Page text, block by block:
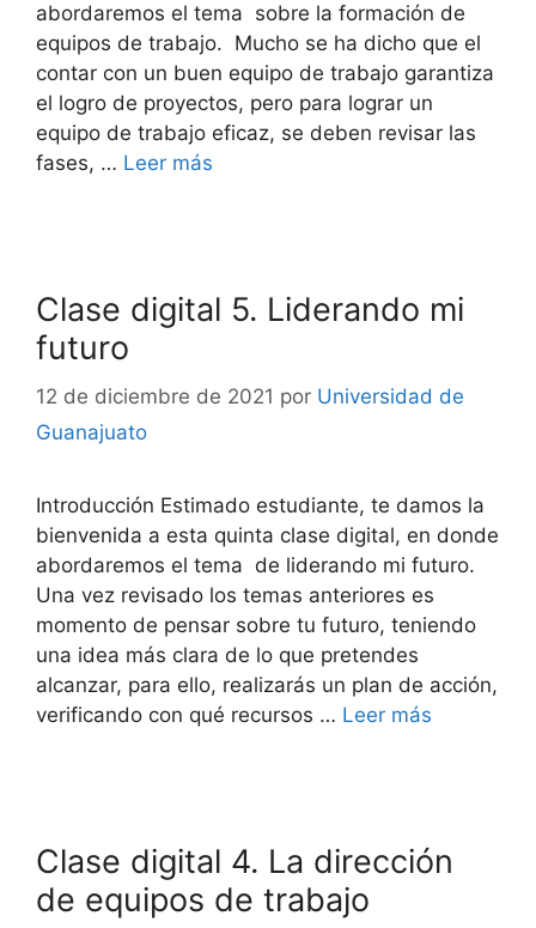
abordaremos el tema sobre la formación de
equipos de trabajo. Mucho se ha dicho que el
contar con un buen equipo de trabajo garantiza
el logro de proyectos, pero para lograr un
equipo de trabajo eficaz, se deben revisar las
fases, … Leer más
Clase digital 5. Liderando mi
futuro
12 de diciembre de 2021 por Universidad de
Guanajuato
Introducción Estimado estudiante, te damos la
bienvenida a esta quinta clase digital, en donde
abordaremos el tema de liderando mi futuro.
Una vez revisado los temas anteriores es
momento de pensar sobre tu futuro, teniendo
una idea más clara de lo que pretendes
alcanzar, para ello, realizarás un plan de acción,
verificando con qué recursos … Leer más
Clase digital 4. La dirección
de equipos de trabajo